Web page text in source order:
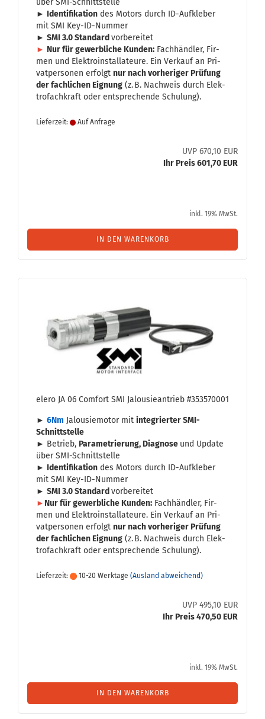
über SMI-​Schnittstelle
► Iden­ti­fi­ka­ti­on des Mo­tors durch ID-​Aufkleber
mit SMI Key-​ID-Nummer
► SMI 3.0 Stan­dard vor­be­rei­tet
► Nur für ge­werb­li­che Kun­den: Fach­händ­ler, Fir­
men und Elek­tro­in­stal­la­teu­re. Ein Ver­kauf an Pri­
vat­per­so­nen er­folgt nur nach vor­he­ri­ger Prü­fung
der fach­li­chen Eig­nung (z. B. Nach­weis durch Elek­
tro­fach­kraft oder ent­spre­chen­de Schu­lung).
Lieferzeit: Auf Anfrage
UVP 670,10 EUR
Ihr Preis 601,70 EUR
inkl. 19% MwSt.
IN DEN WARENKORB
elero JA 06 Com­fort SMI Ja­lou­sie­an­trieb #353570001
► 6Nm Ja­lou­sie­mo­tor mit in­te­grier­ter SMI-​
Schnittstelle
► Be­trieb, Pa­ra­me­trie­rung, Dia­gno­se und Up­date
über SMI-​Schnittstelle
► Iden­ti­fi­ka­ti­on des Mo­tors durch ID-​Aufkleber
mit SMI Key-​ID-Nummer
► SMI 3.0 Stan­dard vor­be­rei­tet
► Nur für ge­werb­li­che Kun­den: Fach­händ­ler, Fir­
men und Elek­tro­in­stal­la­teu­re. Ein Ver­kauf an Pri­
vat­per­so­nen er­folgt nur nach vor­he­ri­ger Prü­fung
der fach­li­chen Eig­nung (z. B. Nach­weis durch Elek­
tro­fach­kraft oder ent­spre­chen­de Schu­lung).
Lieferzeit: 10-20 Werktage (Ausland abweichend)
UVP 495,10 EUR
Ihr Preis 470,50 EUR
inkl. 19% MwSt.
IN DEN WARENKORB